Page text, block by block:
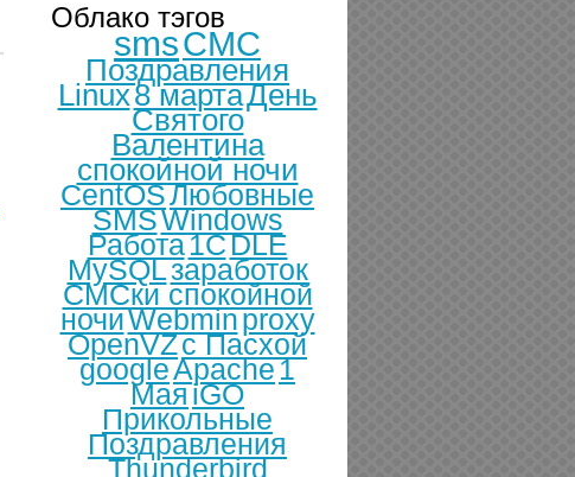
Облако тэгов
smsСМС
Поздравления
Linux8 мартаДень
Святого
Валентина
спокойной ночи
CentOSЛюбовные
SMSWindows
Работа1СDLE
MySQLзаработок
СМСки спокойной
ночиWebminproxy
OpenVZс Пасхой
googleApache1
МаяiGO
Прикольные
Поздравления
Thunderbird